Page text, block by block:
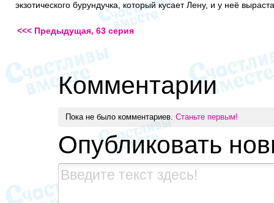
экзотического бурундучка, который кусает Лену, и у неё
<<< Предыдущая, 63 серия
Комментарии
Пока не было комментариев. Станьте первым!
Опубликовать